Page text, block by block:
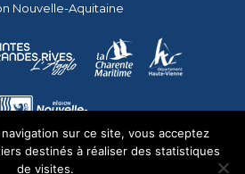
Nouvelle-Aquitaine
sur ce site, vous acceptez
destinés à réaliser des statistiques
de visites.